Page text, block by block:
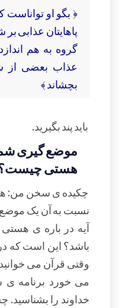
﴿ بگو او تواناست
پاهايتان عذابى
گروه به هم
عذاب بعضى از
بچشاند ﴾
باید پند بگیرید.
موضع گیری
هستی
چکیده ی سخن من: هر
نسبت به آن یک موضع
آیه در باره ی
باشد؟ این است که در
وقتی قرآن می
می خورد برنامه ی
خداوند را بشناسید.